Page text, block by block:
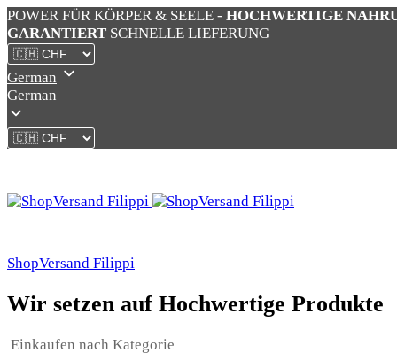
POWER FÜR KÖRPER & SEELE - HOCHWERTIGE
GARANTIERT SCHNELLE LIEFERUNG
German
German
ShopVersand Filippi
Wir setzen auf Hochwertige Produkte
Einkaufen nach Kategorie